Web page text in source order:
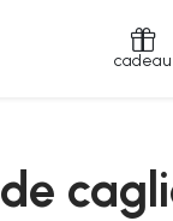
cadeau